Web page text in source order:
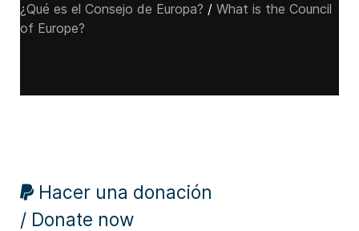
¿Qué es el Consejo de Europa? / What is the Council
of Europe?
Hacer una donación
/ Donate now